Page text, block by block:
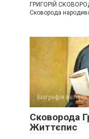
ГРИГОРІЙ
Сковорода
Біографія авторів
Сковорода
Життєпис